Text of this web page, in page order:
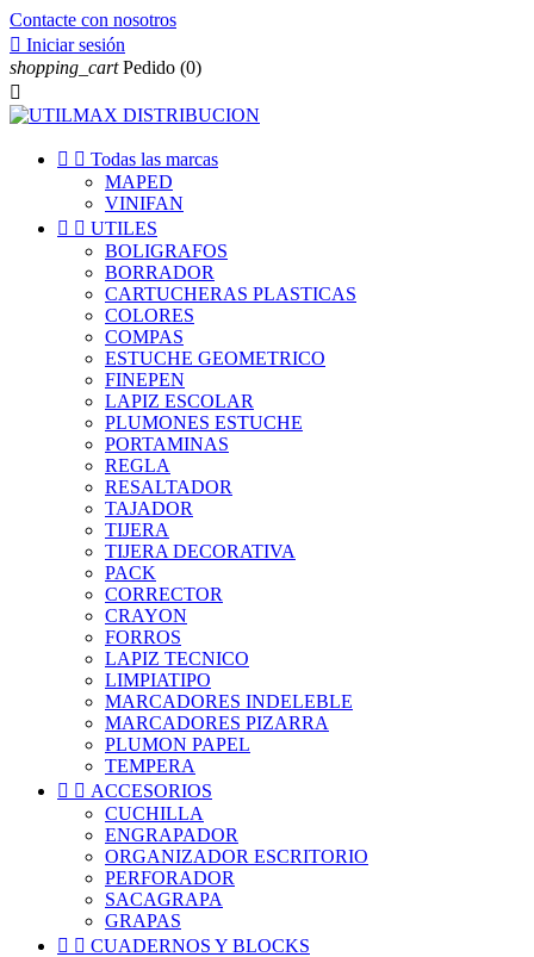
Contacte con nosotros
 Iniciar sesión
shopping_cart Pedido (0)

  Todas las marcas
MAPED
VINIFAN
  UTILES
BOLIGRAFOS
BORRADOR
CARTUCHERAS PLASTICAS
COLORES
COMPAS
ESTUCHE GEOMETRICO
FINEPEN
LAPIZ ESCOLAR
PLUMONES ESTUCHE
PORTAMINAS
REGLA
RESALTADOR
TAJADOR
TIJERA
TIJERA DECORATIVA
PACK
CORRECTOR
CRAYON
FORROS
LAPIZ TECNICO
LIMPIATIPO
MARCADORES INDELEBLE
MARCADORES PIZARRA
PLUMON PAPEL
TEMPERA
  ACCESORIOS
CUCHILLA
ENGRAPADOR
ORGANIZADOR ESCRITORIO
PERFORADOR
SACAGRAPA
GRAPAS
  CUADERNOS Y BLOCKS